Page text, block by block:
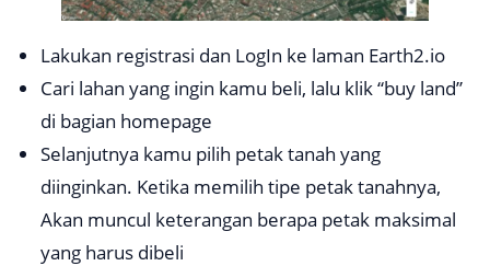
Lakukan registrasi dan LogIn ke laman Earth2.io
Cari lahan yang ingin kamu beli, lalu klik “buy land”
di bagian homepage
Selanjutnya kamu pilih petak tanah yang
diinginkan. Ketika memilih tipe petak tanahnya,
Akan muncul keterangan berapa petak maksimal
yang harus dibeli